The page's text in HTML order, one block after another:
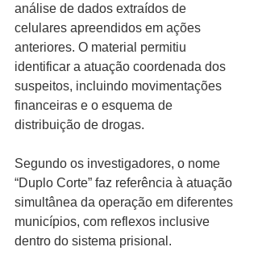
análise de dados extraídos de
celulares apreendidos em ações
anteriores. O material permitiu
identificar a atuação coordenada dos
suspeitos, incluindo movimentações
financeiras e o esquema de
distribuição de drogas.
Segundo os investigadores, o nome
“Duplo Corte” faz referência à atuação
simultânea da operação em diferentes
municípios, com reflexos inclusive
dentro do sistema prisional.